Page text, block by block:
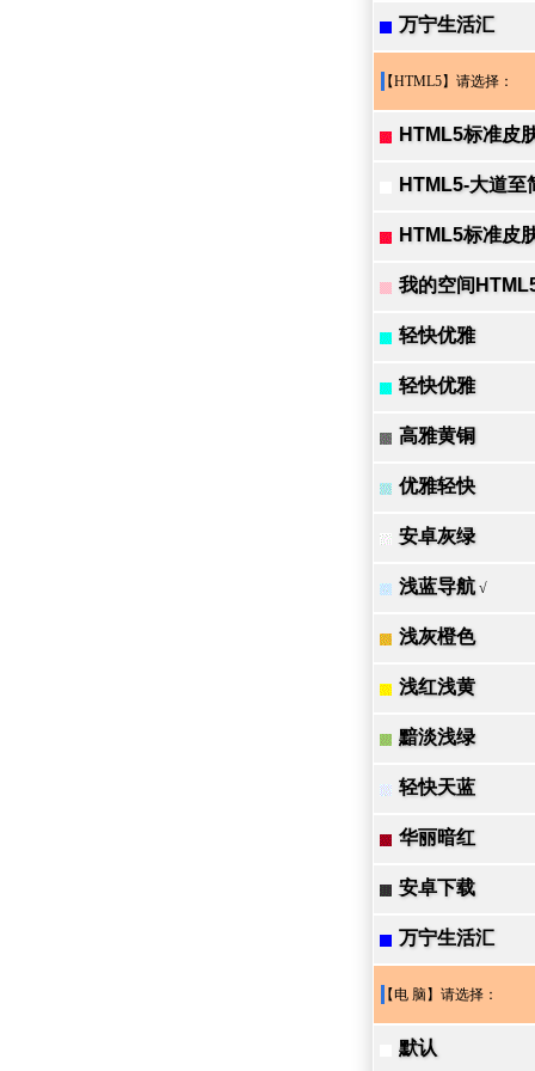
万宁生活汇
【HTML5】请选择：
HTML5标准皮
HTML5-大道至
HTML5标准皮
我的空间
轻快优雅
轻快优雅
高雅黄铜
优雅轻快
安卓灰绿
浅蓝导航√
浅灰橙色
浅红浅黄
黯淡浅绿
轻快天蓝
华丽暗红
安卓下载
万宁生活汇
【电 脑】请选择：
默认